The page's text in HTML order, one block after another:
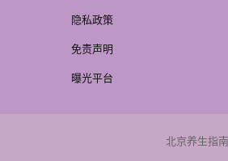
隐私政策
免责声明
曝光平台
北京养生指南